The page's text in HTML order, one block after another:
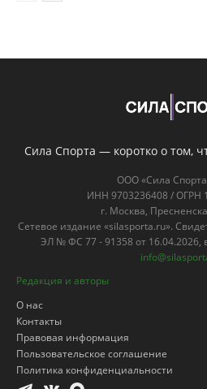
Сила Спорта — коротко о том,
ООО «Сила
ИНН 9703236408 / ОГРН
г. Москва,
Сетевое издание «silasporta.ru».
ЭЛ № ФС 77 - 91358 от 16.04.2026,
Редакция и авторы
О нас
Контакты
Правовая информация
Пользовательское соглашение
Политика конфиденциальности